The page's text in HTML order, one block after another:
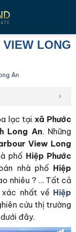
LONG
An
lạc tạixã Phước
Long An. Những
View Long
phố Hiệp Phước
nhà phố Hiệp
nhiêu ? … Tất cả
nhất về Hiệp
cứu thị trường
đây.